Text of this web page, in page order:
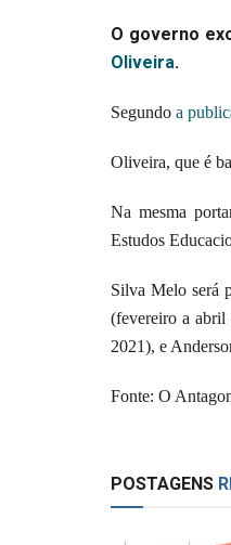
O governo
Oliveira.
Segundo a
Oliveira, que é
Na mesma
Estudos
Silva Melo será
(fevereiro a abril
2021), e
Fonte: O
POSTAGENS